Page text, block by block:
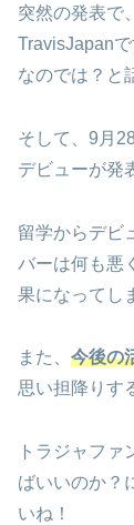
突然の発表で、
TravisJapan
なのでは？と
そして、 9 月
デビューが発
留学からデビ
バーは何も悪
果になってし
また、 今後の
思い担降りす
トラジャフ
ばいいのか？
いね！